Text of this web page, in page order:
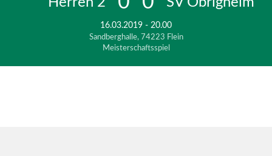
16.03.2019 - 20.00
Sandberghalle, 74223 Flein
Meisterschaftsspiel